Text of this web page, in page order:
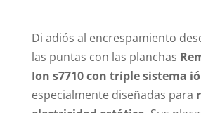
Di adiós al encrespamiento
las puntas con las planchas
Ion s7710 con triple sistema
especialmente diseñadas para